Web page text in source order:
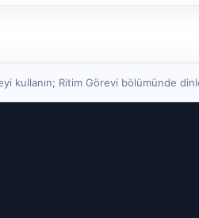
kullanın; Ritim Görevi bölümünde